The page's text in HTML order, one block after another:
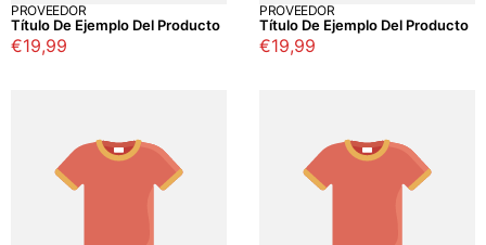
PROVEEDOR
Título De Ejemplo Del Producto
Precio
€19,99
PROVEEDOR
Título De Ejemplo Del Producto
Precio
€19,99